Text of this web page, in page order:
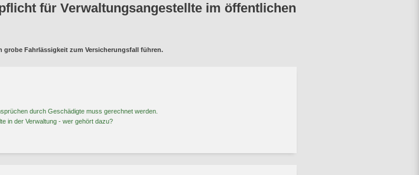
für Verwaltungsangestellte im öffentlichen
grobe Fahrlässigkeit zum Versicherungsfall führen.
durch Geschädigte muss gerechnet werden.
in der Verwaltung - wer gehört dazu?